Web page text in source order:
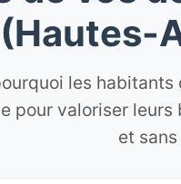
(Hautes-
les
pour valoriser
et